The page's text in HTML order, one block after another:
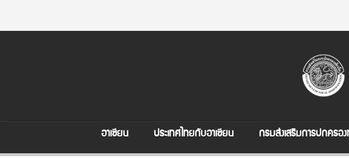
อาเซียน ประเทศไทยกับอาเซียน กรมส่งเสริมการปกครอ